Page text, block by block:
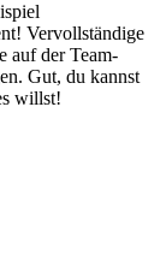
Vervollständige
auf der Team-
Gut, du kannst
willst!